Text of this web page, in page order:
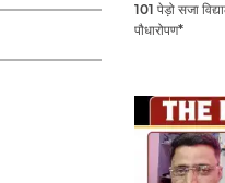
101 पेड़ो सजा
पौधारोपण*